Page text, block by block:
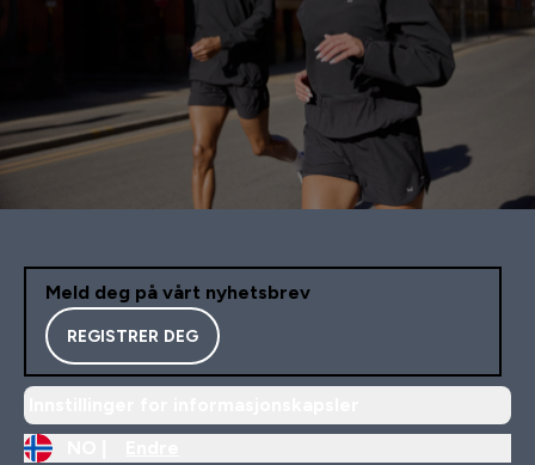
Meld deg på vårt nyhetsbrev
REGISTRER DEG